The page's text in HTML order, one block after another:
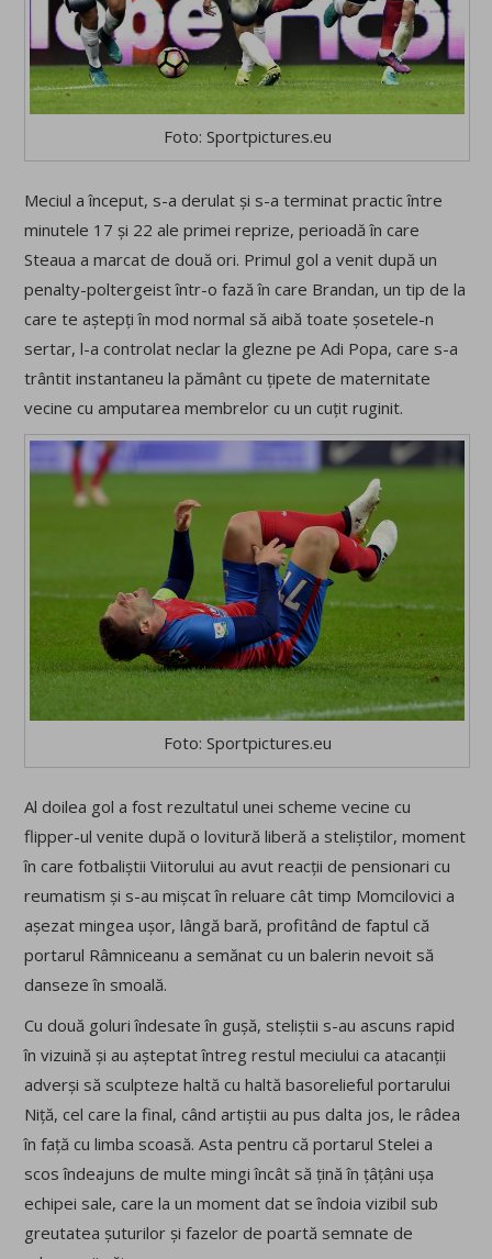
Foto: Sportpictures.eu
Meciul a început, s-a derulat și s-a terminat practic între
minutele 17 și 22 ale primei reprize, perioadă în care
Steaua a marcat de două ori. Primul gol a venit după un
penalty-poltergeist într-o fază în care Brandan, un tip de la
care te aștepți în mod normal să aibă toate șosetele-n
sertar, l-a controlat neclar la glezne pe Adi Popa, care s-a
trântit instantaneu la pământ cu țipete de maternitate
vecine cu amputarea membrelor cu un cuțit ruginit.
Foto: Sportpictures.eu
Al doilea gol a fost rezultatul unei scheme vecine cu
flipper-ul venite după o lovitură liberă a steliștilor, moment
în care fotbaliștii Viitorului au avut reacții de pensionari cu
reumatism și s-au mișcat în reluare cât timp Momcilovici a
așezat mingea ușor, lângă bară, profitând de faptul că
portarul Râmniceanu a semănat cu un balerin nevoit să
danseze în smoală.
Cu două goluri îndesate în gușă, steliștii s-au ascuns rapid
în vizuină și au așteptat întreg restul meciului ca atacanții
adverși să sculpteze haltă cu haltă basorelieful portarului
Niță, cel care la final, când artiștii au pus dalta jos, le râdea
în față cu limba scoasă. Asta pentru că portarul Stelei a
scos îndeajuns de multe mingi încât să țină în țâțâni ușa
echipei sale, care la un moment dat se îndoia vizibil sub
greutatea șuturilor și fazelor de poartă semnate de